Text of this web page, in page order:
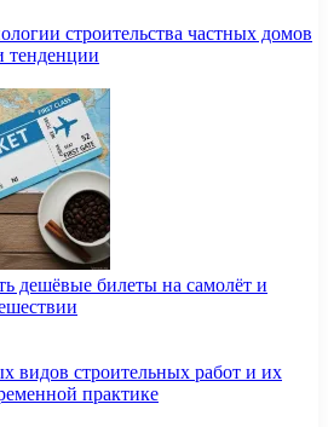
строительства частных домов
тенденции
дешёвые билеты на самолёт и
видов строительных работ и их
практике